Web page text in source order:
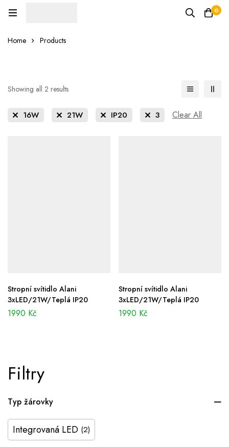
0
Home Products
Filtry
Typ žárovky
Integrovaná LED (2)
Showing all 2 results
16W 21W IP20 3 Clear All
Stropní svítidlo Alani
3xLED/21W/Teplá IP20
1990 Kč
Stropní svítidlo Alani
3xLED/21W/Teplá IP20
1990 Kč